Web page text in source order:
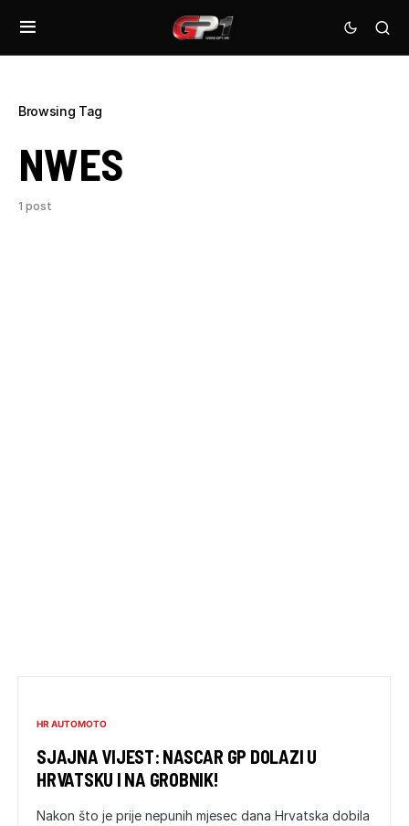
Browsing Tag
NWES
1 post
HR AUTOMOTO
SJAJNA VIJEST: NASCAR GP DOLAZI U
HRVATSKU I NA GROBNIK!
Nakon što je prije nepunih mjesec dana Hrvatska dobila